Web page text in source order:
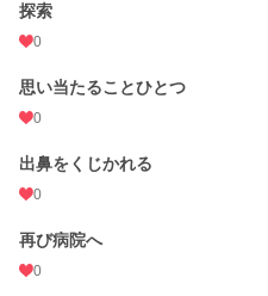
探索
0
思い当たることひとつ
0
出鼻をくじかれる
0
再び病院へ
0